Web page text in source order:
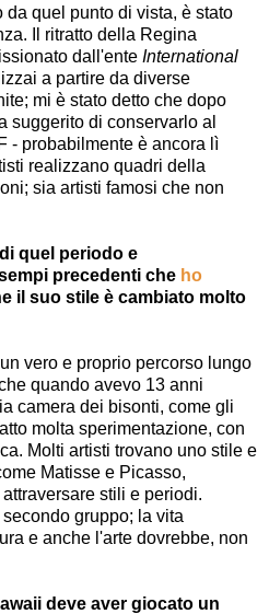
da quel punto di vista, è stato
Il ritratto della Regina
dall'ente International
a partire da diverse
mi è stato detto che dopo
suggerito di conservarlo al
- probabilmente è ancora lì
realizzano quadri della
sia artisti famosi che non
quel periodo e
precedenti che ho
il suo stile è cambiato molto
vero e proprio percorso lungo
quando avevo 13 anni
camera dei bisonti, come gli
molta sperimentazione, con
Molti artisti trovano uno stile e
Matisse e Picasso,
stili e periodi.
gruppo; la vita
e anche l'arte dovrebbe, non
deve aver giocato un